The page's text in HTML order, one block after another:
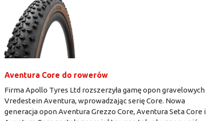
Aventura Core do rowerów
Firma Apollo Tyres Ltd rozszerzyła gamę opon gravelowych
Vredestein Aventura, wprowadzając serię Core. Nowa
generacja opon Aventura Grezzo Core, Aventura Seta Core i